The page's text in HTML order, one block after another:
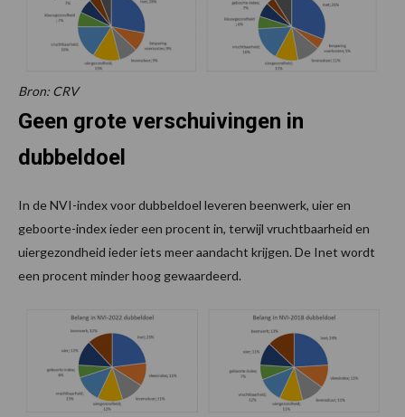
Bron: CRV
Geen grote verschuivingen in
dubbeldoel
In de NVI-index voor dubbeldoel leveren beenwerk, uier en
geboorte-index ieder een procent in, terwijl vruchtbaarheid en
uiergezondheid ieder iets meer aandacht krijgen. De Inet wordt
een procent minder hoog gewaardeerd.